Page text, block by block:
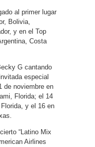
al primer lugar
Bolivia,
y en el Top
Costa
G cantando
especial
de noviembre en
Florida; el 14
y el 16 en
“Latino Mix
Airlines